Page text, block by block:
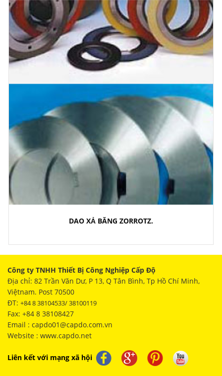
DAO XẢ BĂNG ZORROTZ.
Công ty TNHH Thiết Bị Công Nghiệp Cấp Độ
Địa chỉ: 82 Trần Văn Dư, P 13, Q Tân Bình, Tp Hồ Chí Minh,
Việtnam. Post 70500
ĐT: +84 8 38104533/ 38100119
Fax: +84 8 38108427
Email : capdo01@capdo.com.vn
Website : www.capdo.net
Liên kết với mạng xã hội